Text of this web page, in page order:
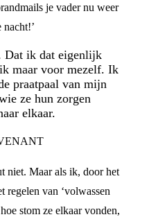
je vader nu weer
Dat ik dat eigenlijk
maar voor mezelf. Ik
praatpaal van mijn
ze hun zorgen
elkaar.
niet. Maar als ik, door het
regelen van ‘volwassen
stom ze elkaar vonden,